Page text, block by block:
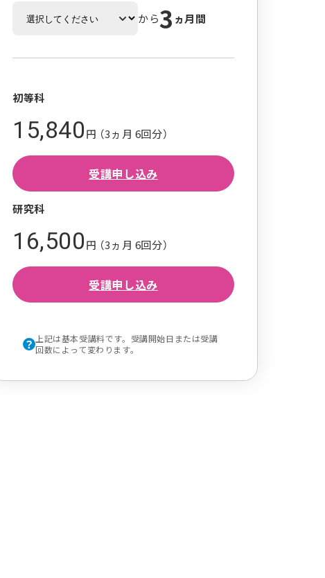
から3 ヵ月間
初等科
15,840円 （3ヵ月 6回分）
受講申し込み
研究科
16,500円 （3ヵ月 6回分）
受講申し込み
上記は基本受講料です。受講開始日または受講
回数によって変わります。